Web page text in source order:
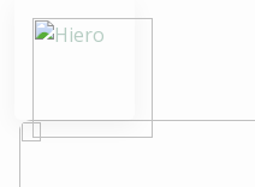
- Home pagina